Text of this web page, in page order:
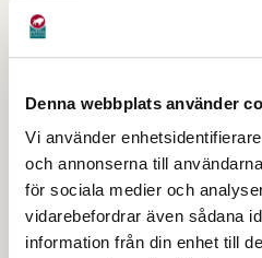
Denna webbplats använder
Vi använder
och annonserna till
för sociala medier och
vidarebefordrar även sådana
information från din enhet till
under arbetsutövning
Polismans och
Du får trafikera gång-
med försiktighet om
inte kan nås annan väg
Tillståndet gäller endast